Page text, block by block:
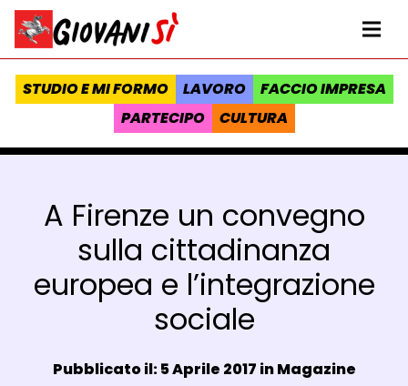
Vai al contenuto
Homepage Giovanisì - Progetto della Regione Toscana
STUDIO E MI FORMO LAVORO
FACCIO IMPRESA
PARTECIPO
CULTURA
A Firenze un convegno
sulla cittadinanza
europea e l’integrazione
sociale
Data e ora:
Pubblicato il: 5 Aprile 2017 inMagazine